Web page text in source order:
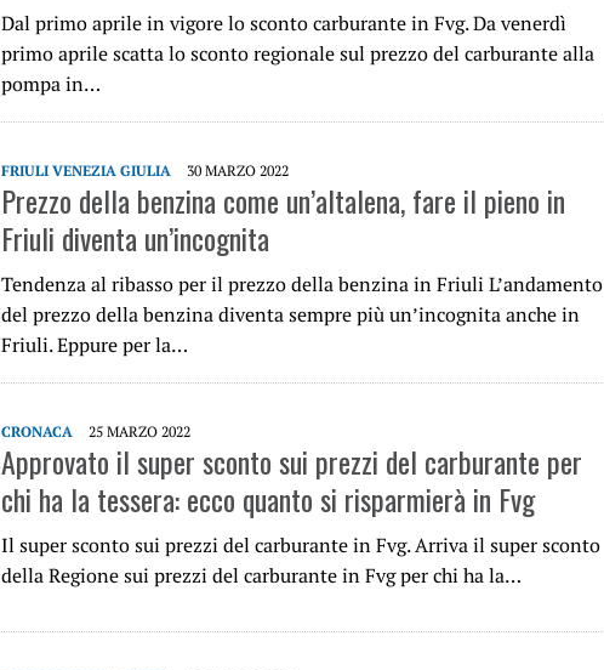
Dal primo aprile in vigore lo sconto carburante in Fvg. Da venerdì
primo aprile scatta lo sconto regionale sul prezzo del carburante alla
pompa in…
FRIULI VENEZIA GIULIA 30 MARZO 2022
Prezzo della benzina come un’altalena, fare il pieno in
Friuli diventa un’incognita
Tendenza al ribasso per il prezzo della benzina in Friuli L’andamento
del prezzo della benzina diventa sempre più un’incognita anche in
Friuli. Eppure per la…
CRONACA 25 MARZO 2022
Approvato il super sconto sui prezzi del carburante per
chi ha la tessera: ecco quanto si risparmierà in Fvg
Il super sconto sui prezzi del carburante in Fvg. Arriva il super sconto
della Regione sui prezzi del carburante in Fvg per chi ha la…